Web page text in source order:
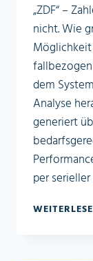
„ZDF“ –
nicht. Wie
dem
Analyse
generiert
per